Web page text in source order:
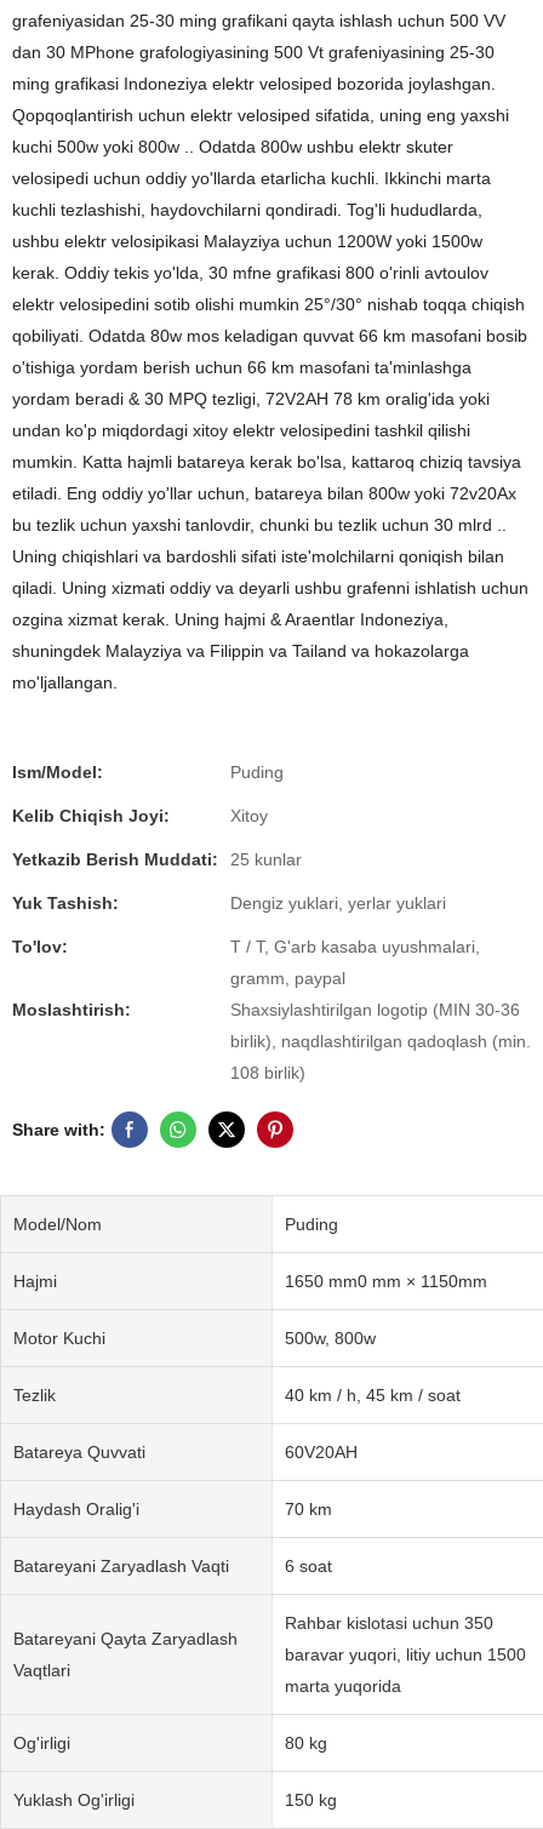
grafeniyasidan 25-30 ming grafikani qayta ishlash uchun 500 VV
dan 30 MPhone grafologiyasining 500 Vt grafeniyasining 25-30
ming grafikasi Indoneziya elektr velosiped bozorida joylashgan.
Qopqoqlantirish uchun elektr velosiped sifatida, uning eng yaxshi
kuchi 500w yoki 800w .. Odatda 800w ushbu elektr skuter
velosipedi uchun oddiy yo'llarda etarlicha kuchli. Ikkinchi marta
kuchli tezlashishi, haydovchilarni qondiradi. Tog'li hududlarda,
ushbu elektr velosipikasi Malayziya uchun 1200W yoki 1500w
kerak. Oddiy tekis yo'lda, 30 mfne grafikasi 800 o'rinli avtoulov
elektr velosipedini sotib olishi mumkin 25°/30° nishab toqqa chiqish
qobiliyati. Odatda 80w mos keladigan quvvat 66 km masofani bosib
o'tishiga yordam berish uchun 66 km masofani ta'minlashga
yordam beradi & 30 MPQ tezligi, 72V2AH 78 km oralig'ida yoki
undan ko'p miqdordagi xitoy elektr velosipedini tashkil qilishi
mumkin. Katta hajmli batareya kerak bo'lsa, kattaroq chiziq tavsiya
etiladi. Eng oddiy yo'llar uchun, batareya bilan 800w yoki 72v20Ax
bu tezlik uchun yaxshi tanlovdir, chunki bu tezlik uchun 30 mlrd ..
Uning chiqishlari va bardoshli sifati iste'molchilarni qoniqish bilan
qiladi. Uning xizmati oddiy va deyarli ushbu grafenni ishlatish uchun
ozgina xizmat kerak. Uning hajmi & Araentlar Indoneziya,
shuningdek Malayziya va Filippin va Tailand va hokazolarga
mo'ljallangan.
Ism/Model: Puding
Kelib Chiqish Joyi: Xitoy
Yetkazib Berish Muddati: 25 kunlar
Yuk Tashish: Dengiz yuklari, yerlar yuklari
To'lov:
T / T, G'arb kasaba uyushmalari,
gramm, paypal
Moslashtirish:
Shaxsiylashtirilgan logotip (MIN 30-36
birlik), naqdlashtirilgan qadoqlash (min.
108 birlik)
Share with:
Model/Nom Puding
Hajmi 1650 mm0 mm × 1150mm
Motor Kuchi 500w, 800w
Tezlik 40 km / h, 45 km / soat
Batareya Quvvati 60V20AH
Haydash Oralig'i 70 km
Batareyani Zaryadlash Vaqti 6 soat
Batareyani Qayta Zaryadlash
Vaqtlari
Rahbar kislotasi uchun 350
baravar yuqori, litiy uchun 1500
marta yuqorida
Og'irligi 80 kg
Yuklash Og'irligi 150 kg